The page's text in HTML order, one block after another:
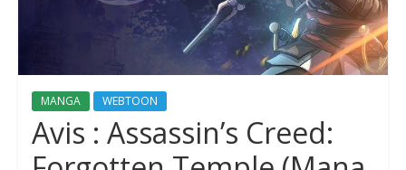
MANGA WEBTOON
Avis : Assassin’s Creed: